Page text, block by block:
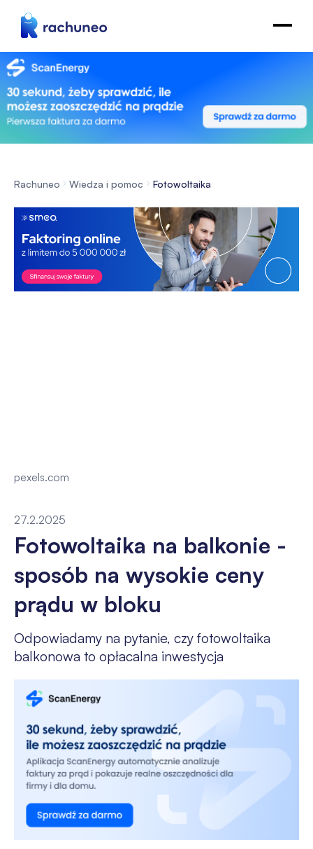
Rachuneo Wiedza i pomoc Fotowoltaika
27.2.2025
Fotowoltaika na balkonie -
sposób na wysokie ceny
prądu w bloku
Odpowiadamy na pytanie, czy fotowoltaika
balkonowa to opłacalna inwestycja
pexels.com